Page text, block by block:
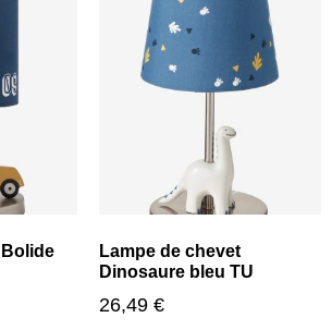
Lampe de chevet
Dinosaure bleu TU
26,49 €